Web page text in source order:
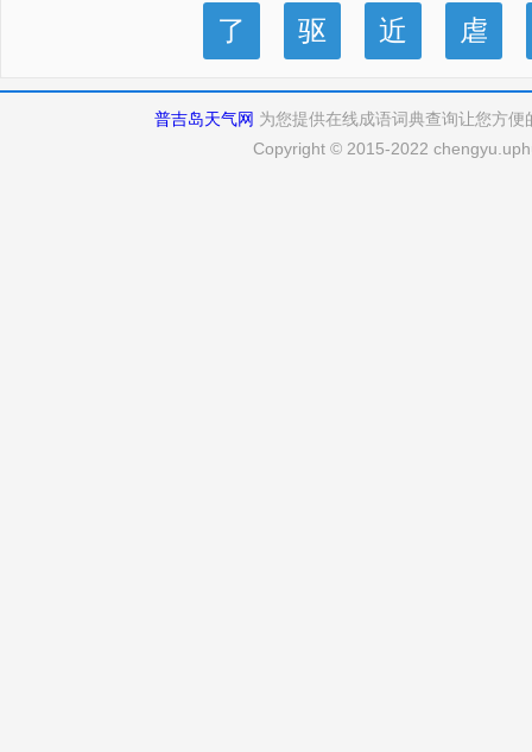
了 驱 近 虐
普吉岛天气网 为您提供在线成语词典查询让您方
Copyright © 2015-2022